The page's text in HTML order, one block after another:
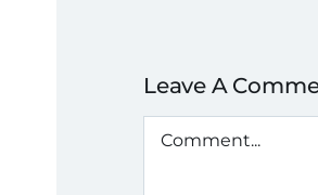
Leave A
Comment